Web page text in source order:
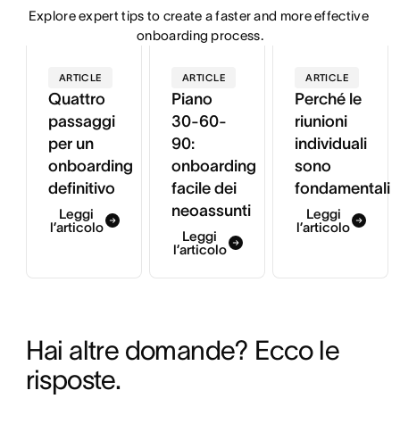
Explore expert tips to create a faster and more effective
onboarding process.
ARTICLE
Quattro
passaggi
per un
onboarding
definitivo
Leggi
l’articolo
ARTICLE
Piano
30-60-
90:
onboarding
facile dei
neoassunti
Leggi
l’articolo
ARTICLE
Perché le
riunioni
individuali
sono
fondamentali
Leggi
l’articolo
Hai altre domande? Ecco le
risposte.